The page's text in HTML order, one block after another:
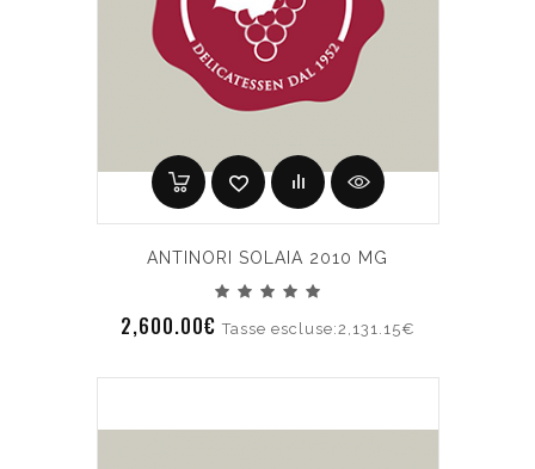
ANTINORI SOLAIA 2010 MG
2,600.00€Tasse escluse:2,131.15€